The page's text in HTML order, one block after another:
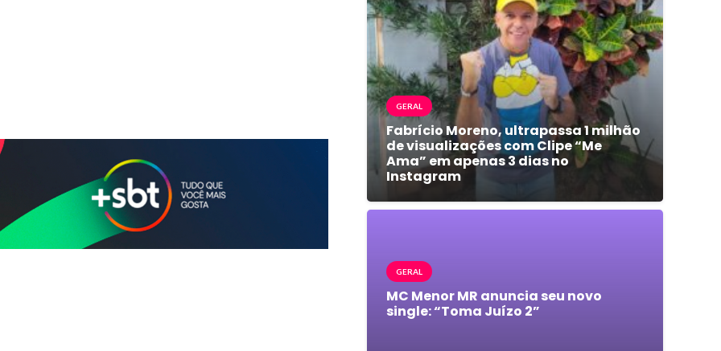
GERAL
Fabrício Moreno, ultrapassa 1 milhão
de visualizações com Clipe “Me
Ama” em apenas 3 dias no
Instagram
GERAL
MC Menor MR anuncia seu novo
single: “Toma Juízo 2”